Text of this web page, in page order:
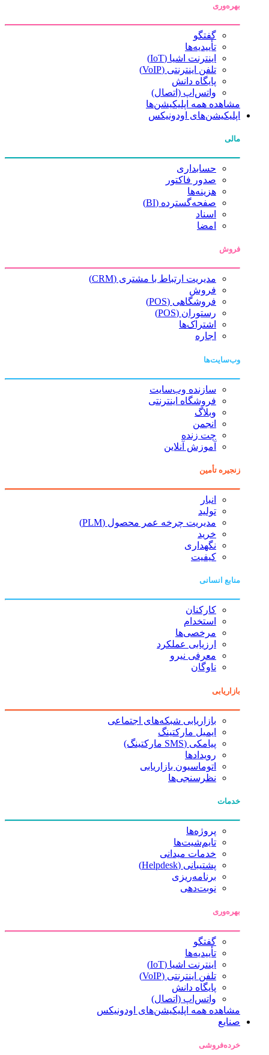
بهره‌وری
گفتگو
تأییدیه‌ها
اینترنت اشیا (IoT)
تلفن اینترنتی (VoIP)
پایگاه دانش
واتس‌اپ (اتصال)
مشاهده همه اپلیکیشن‌ها
اپلیکیشن‌های اودونیکس
مالی
حسابداری
صدور فاکتور
هزینه‌ها
صفحه‌گسترده (BI)
اسناد
امضا
فروش
مدیریت ارتباط با مشتری (CRM)
فروش
فروشگاهی (POS)
رستوران (POS)
اشتراک‌ها
اجاره
وب‌سایت‌ها
سازنده وب‌سایت
فروشگاه اینترنتی
وبلاگ
انجمن
چت زنده
آموزش آنلاین
زنجیره تأمین
انبار
تولید
مدیریت چرخه عمر محصول (PLM)
خرید
نگهداری
کیفیت
منابع انسانی
کارکنان
استخدام
مرخصی‌ها
ارزیابی عملکرد
معرفی نیرو
ناوگان
بازاریابی
بازاریابی شبکه‌های اجتماعی
ایمیل مارکتینگ
پیامکی (SMS مارکتینگ)
رویدادها
اتوماسیون بازاریابی
نظرسنجی‌ها
خدمات
پروژه‌ها
تایم‌شیت‌ها
خدمات میدانی
پشتیبانی (Helpdesk)
برنامه‌ریزی
نوبت‌دهی
بهره‌وری
گفتگو
تأییدیه‌ها
اینترنت اشیا (IoT)
تلفن اینترنتی (VoIP)
پایگاه دانش
واتس‌اپ (اتصال)
مشاهده همه اپلیکیشن‌های اودونیکس
صنایع
خرده‌فروشی